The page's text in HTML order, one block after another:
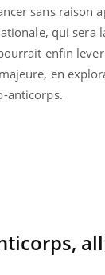
sans raison
qui sera
enfin
en
anticorps.